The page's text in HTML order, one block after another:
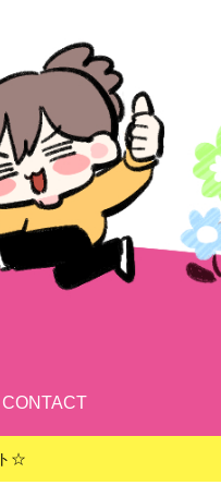
CONTACT
☆